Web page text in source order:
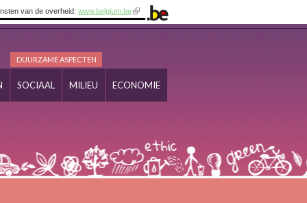
van de overheid: www.belgium.be
DUURZAME ASPECTEN
SOCIAAL MILIEU ECONOMIE